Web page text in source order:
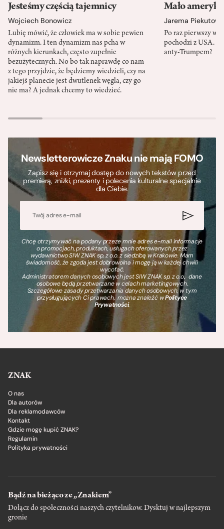
Jesteśmy częścią tajemnicy
Wojciech Bonowicz
Lubię mówić, że człowiek ma w sobie pewien
dynamizm. I ten dynamizm nas pcha w
różnych kierunkach, często zupełnie
bezużytecznych. No bo tak naprawdę co nam
z tego przyjdzie, że będziemy wiedzieli, czy na
jakiejś planecie jest dwutlenek węgla, czy go
nie ma? A jednak chcemy to wiedzieć.
Mało
Jarema
Po raz pierwszy w
pochodzi z USA.
anty-Trumpem?
Newsletterowicze Znaku nie mają FOMO
Zapisz się i otrzymaj dostęp do nowych tekstów przed
premierą, zniżki, prezenty i polecenia kulturalne specjalnie
dla Ciebie.
Chcę otrzymywać na podany przeze mnie adres e-mail informacje
o promocjach, produktach, usługach oferowanych przez
wydawnictwo SIW ZNAK sp. z o.o. z siedzibą w Krakowie. Mam
świadomość, że zgoda jest dobrowolna i mogę ją w każdej chwili
wycofać.
Administratorem danych osobowych jest SIW ZNAK sp. z o.o., dane
osobowe będą przetwarzane w celach marketingowych.
Szczegółowe zasady przetwarzania danych osobowych, w tym
przysługujących Ci prawach, można znaleźć wPolityce
Prywatności.
ZNAK
O nas
Dla autorów
Dla reklamodawców
Kontakt
Gdzie mogę kupić ZNAK?
Regulamin
Polityka prywatności
Bądź na bieżąco ze „Znakiem”
Dołącz do społeczności naszych czytelnikow. Dysktuj w najlepszym
gronie